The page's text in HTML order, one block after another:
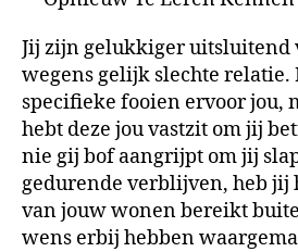
Jij zijn gelukkiger uitsluitend
wegens gelijk slechte
specifieke fooien ervoor jou,
hebt deze jou vastzit om jij
nie gij bof aangrijpt om jij
gedurende verblijven, heb jij
van jouw wonen bereikt
wens erbij hebben